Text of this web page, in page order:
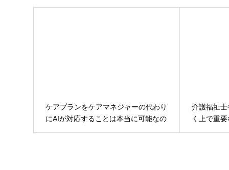
ケアプランをケアマネジャーの代わり
にAIが対応することは本当に可能なの
介護福祉
く上で重